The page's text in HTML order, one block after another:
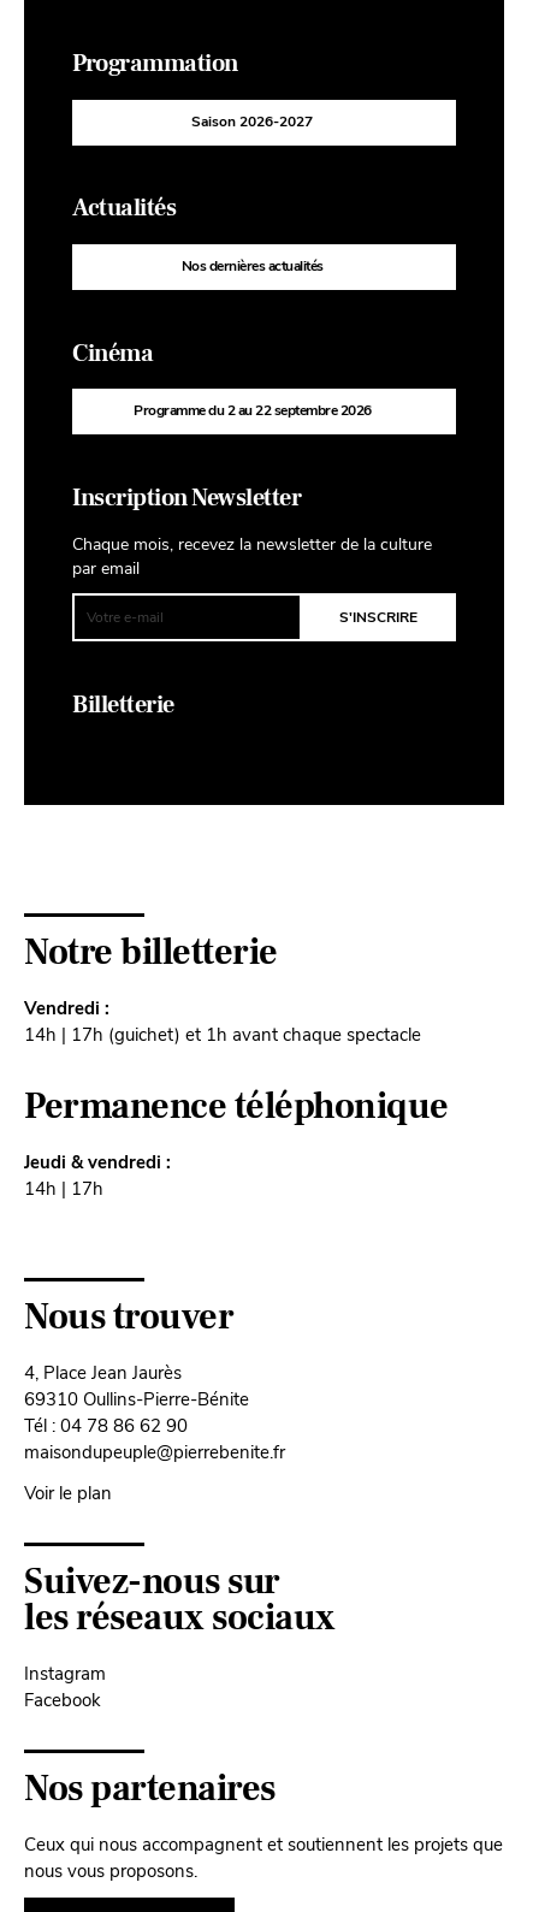
Programmation
Saison 2026-2027
Actualités
Nos dernières actualités
Cinéma
Programme du 2 au 22 septembre 2026
Inscription Newsletter
Chaque mois, recevez la newsletter de la culture
par email
Billetterie
Notre billetterie
Vendredi :
14h | 17h (guichet) et 1h avant chaque spectacle
Permanence téléphonique
Jeudi & vendredi :
14h | 17h
Nous trouver
4, Place Jean Jaurès
69310 Oullins-Pierre-Bénite
Tél : 04 78 86 62 90
maisondupeuple@pierrebenite.fr
Voir le plan
Suivez-nous sur
les réseaux sociaux
Instagram
Facebook
Nos partenaires
Ceux qui nous accompagnent et soutiennent les projets que
nous vous proposons.